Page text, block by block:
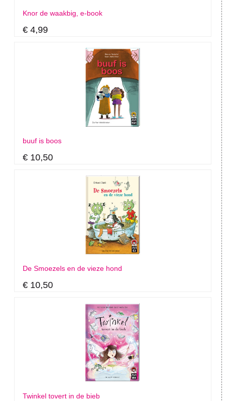
Knor de waakbig, e-book
€ 4,99
buuf is boos
€ 10,50
De Smoezels en de vieze hond
€ 10,50
Twinkel tovert in de bieb